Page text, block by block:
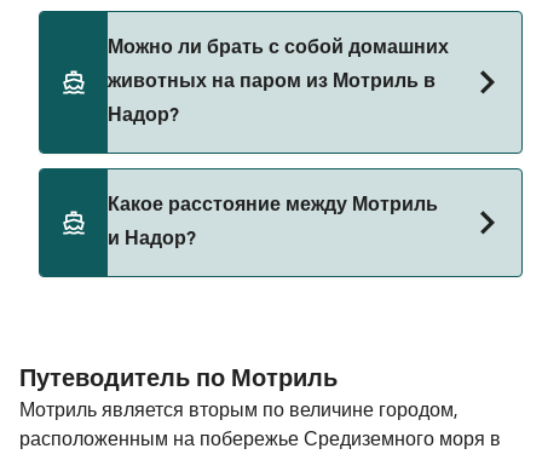
Naviera Armas
Можно ли брать с собой домашних
животных на паром из Мотриль в
Надор?
борт парома. Возможно, вам понадобится
паспорт для питомца. Пожалуйста, ознакомьтесь
с правилами перевозки животных у операторов
Naviera Armas
Какое расстояние между Мотриль
и Надор?
Путеводитель по Мотриль
Мотриль является вторым по величине городом,
расположенным на побережье Средиземного моря в